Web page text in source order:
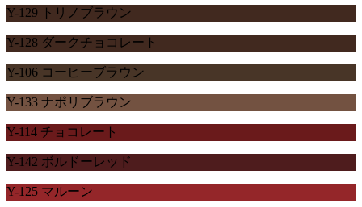
Y-129 トリノブラウン
Y-128 ダークチョコレート
Y-106 コーヒーブラウン
Y-133 ナポリブラウン
Y-114 チョコレート
Y-142 ボルドーレッド
Y-125 マルーン